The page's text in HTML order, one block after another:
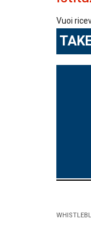
Vuoi